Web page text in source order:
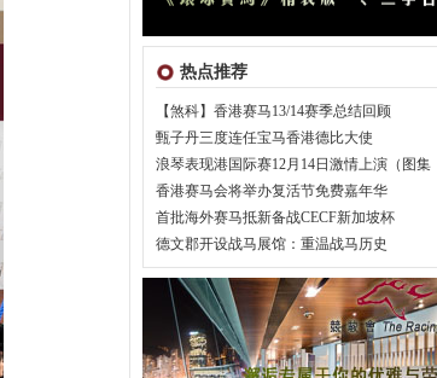
热点推荐
【煞科】香港赛马13/14赛季总结回顾
甄子丹三度连任宝马香港德比大使
浪琴表现港国际赛12月14日激情上演（图集
香港赛马会将举办复活节免费嘉年华
首批海外赛马抵新备战CECF新加坡杯
德文郡开设战马展馆：重温战马历史